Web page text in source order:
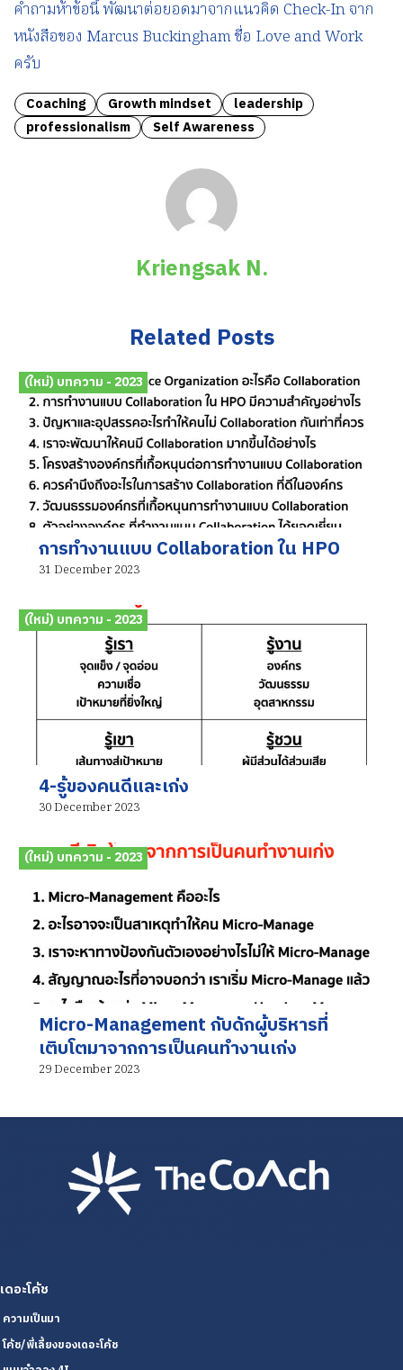
คำถามห้าข้อนี้ พัฒนาต่อยอดมาจากแนวคิด Check-In จาก
หนังสือของ Marcus Buckingham ชื่อ Love and Work
ครับ
Coaching Growth mindset
leadership
professionalism
Self Awareness
Kriengsak N.
Related Posts
(ใหม่) บทความ - 2023
การทำงานแบบ Collaboration ใน HPO
31 December 2023
(ใหม่) บทความ - 2023
4-รู้ของคนดีและเก่ง
30 December 2023
(ใหม่) บทความ - 2023
Micro-Management กับดักผู้บริหารที่
เติบโตมาจากการเป็นคนทำงานเก่ง
29 December 2023
เดอะโค้ช
ความเป็นมา
โค้ช/พี่เลี้ยงของเดอะโค้ช